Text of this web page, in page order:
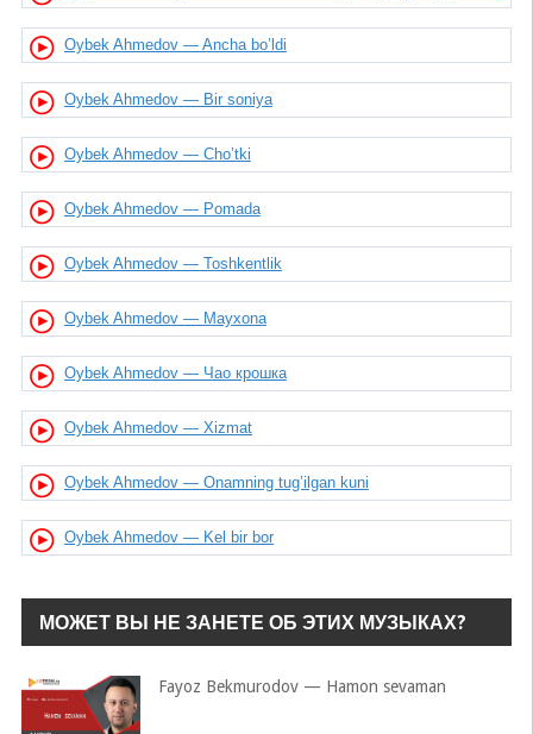
Oybek Ahmedov — Ancha bo’ldi
Oybek Ahmedov — Bir soniya
Oybek Ahmedov — Cho’tki
Oybek Ahmedov — Pomada
Oybek Ahmedov — Toshkentlik
Oybek Ahmedov — Mayxona
Oybek Ahmedov — Чао крошка
Oybek Ahmedov — Xizmat
Oybek Ahmedov — Onamning tug’ilgan kuni
Oybek Ahmedov — Kel bir bor
МОЖЕТ ВЫ НЕ ЗАНЕТЕ ОБ ЭТИХ МУЗЫКАХ?
Fayoz Bekmurodov — Hamon sevaman